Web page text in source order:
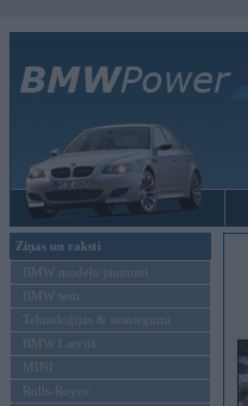
Ziņas un raksti
BMW modeļu jaunumi
BMW testi
Tehnoloģijas & sasniegumi
BMW Latvijā
MINI
Rolls-Royce